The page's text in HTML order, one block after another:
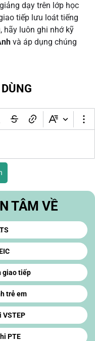
dạy trên lớp học
tiếp lưu loát tiếng
hãy luôn ghi nhớ kỹ
và áp dụng chúng
TÂM VỀ
giao tiếp
trẻ em
VSTEP
PTE